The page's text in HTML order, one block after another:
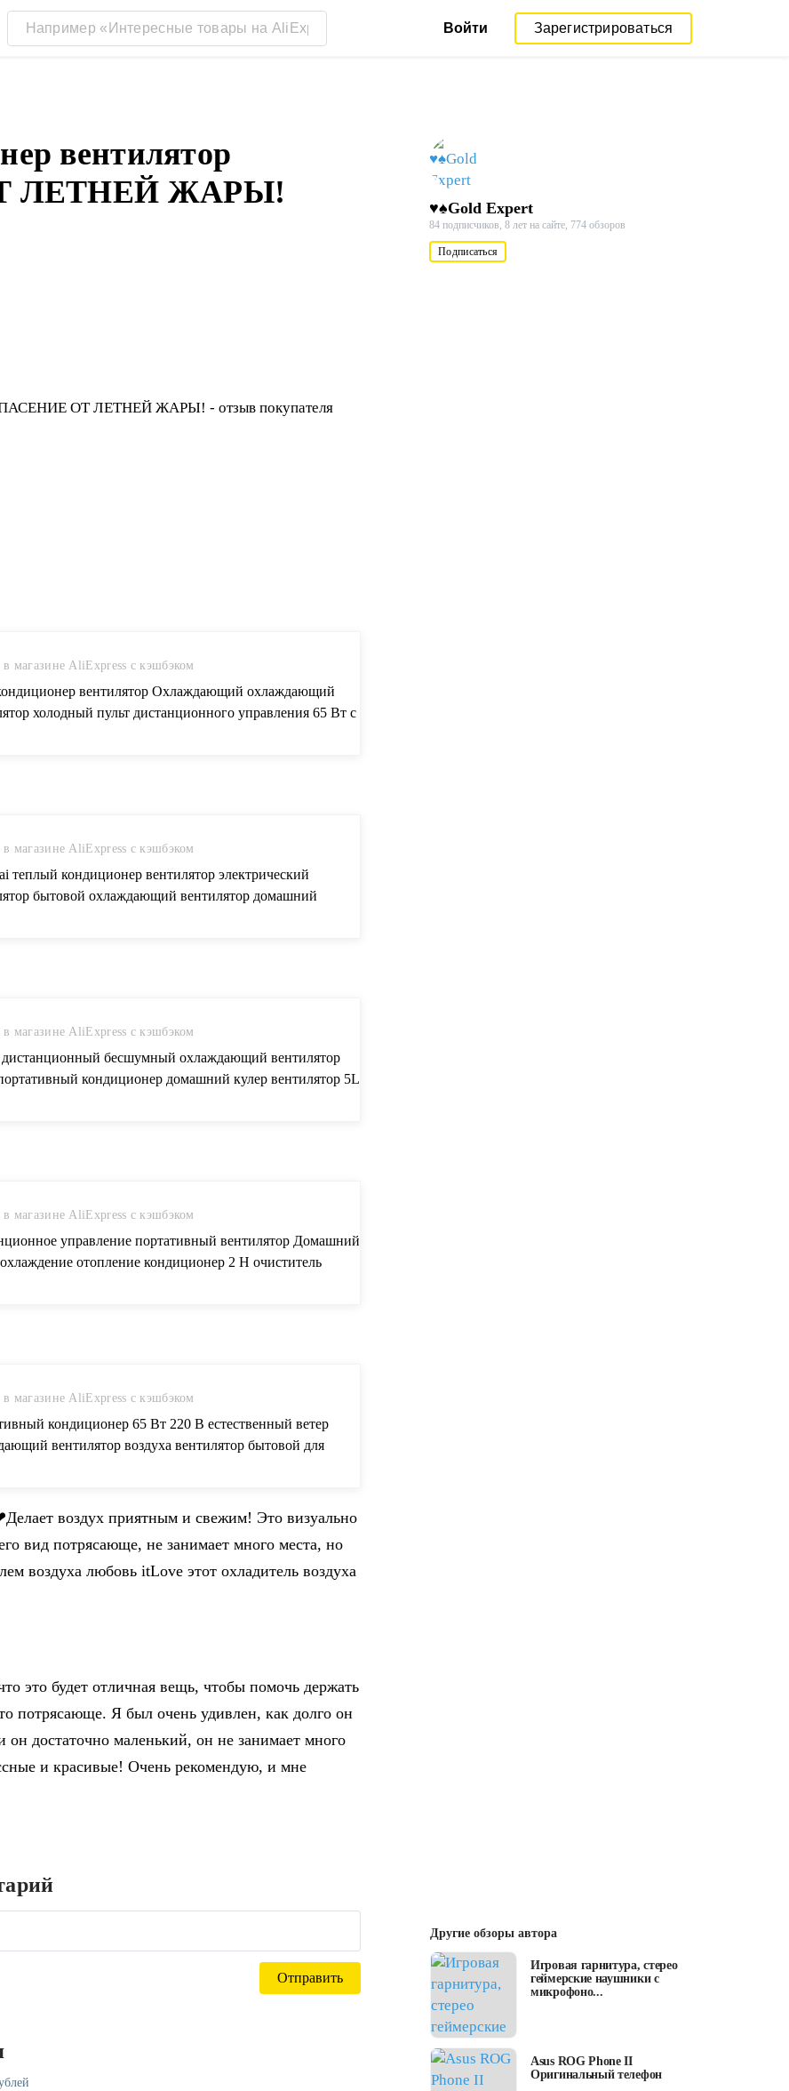
Войти Зарегистрироваться
вентилятор
ЛЕТНЕЙ ЖАРЫ!
в магазине AliExpress с кэшбэком
вентилятор Охлаждающий охлаждающий
холодный пульт дистанционного управления 65 Вт с
в магазине AliExpress с кэшбэком
теплый кондиционер вентилятор электрический
бытовой охлаждающий вентилятор домашний
в магазине AliExpress с кэшбэком
бесшумный охлаждающий вентилятор
кондиционер домашний кулер вентилятор 5L
в магазине AliExpress с кэшбэком
управление портативный вентилятор Домашний
отопление кондиционер 2 H очиститель
в магазине AliExpress с кэшбэком
кондиционер 65 Вт 220 В естественный ветер
вентилятор воздуха вентилятор бытовой для
воздух приятным и свежим! Это визуально
вид потрясающе, не занимает много места, но
воздуха любовь itLove этот охладитель воздуха
это будет отличная вещь, чтобы помочь держать
потрясающе. Я был очень удивлен, как долго он
он достаточно маленький, он не занимает много
и красивые! Очень рекомендую, и мне
♥♠Gold Expert
84 подписчиков, 8 лет на сайте, 774 обзоров
Подписаться
Другие обзоры автора
Игровая гарнитура, стерео
геймерские наушники с
микрофоно...
Asus ROG Phone II
Оригинальный телефон